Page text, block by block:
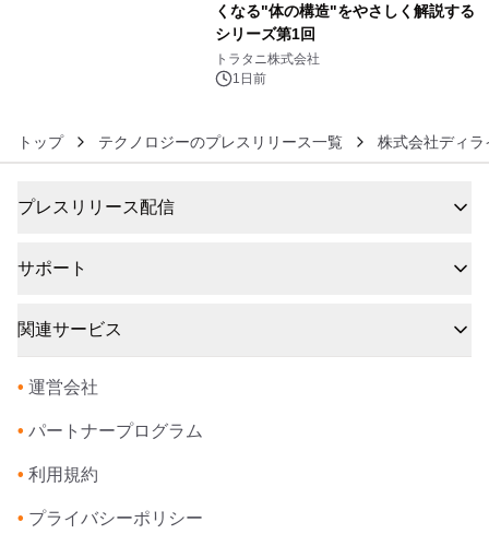
くなる"体の構造"をやさしく解説する
シリーズ第1回
トラタニ株式会社
1日前
トップ テクノロジーのプレスリリース一覧 株式会社ディラ
プレスリリース配信
サポート
関連サービス
• 運営会社
• パートナープログラム
• 利用規約
• プライバシーポリシー